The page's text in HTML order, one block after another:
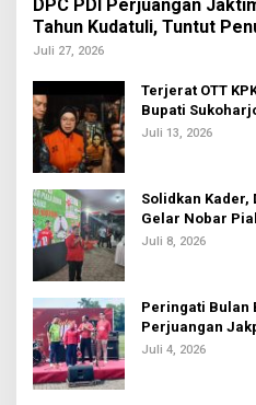
DPC PDI Perjuangan
Tahun Kudatuli, Tuntut
Intelektual
Juli 27, 2026
Terjerat OTT
Bupati
Juli 13, 2026
Solidkan Kader,
Gelar Nobar
Juli 8, 2026
Peringati Bulan
Perjuangan
Bola U-20
Juli 4, 2026